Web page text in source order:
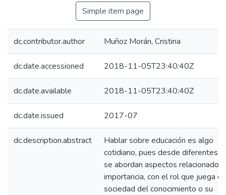
Simple item page
dc.contributor.author Muñoz Morán, Cristina
dc.date.accessioned 2018-11-05T23:40:40Z
dc.date.available 2018-11-05T23:40:40Z
dc.date.issued 2017-07
dc.description.abstract
Hablar sobre educación es algo
cotidiano, pues desde diferentes
se abordan aspectos relacionados
importancia, con el rol que juega
sociedad del conocimiento o su